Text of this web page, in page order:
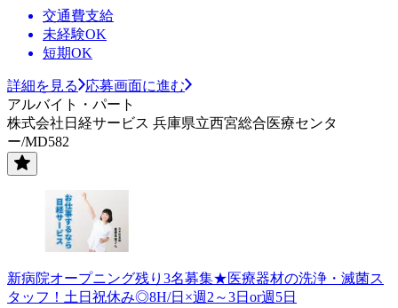
交通費支給
未経験OK
短期OK
詳細を見る
応募画面に進む
アルバイト・パート
株式会社日経サービス 兵庫県立西宮総合医療センタ
ー/MD582
新病院オープニング残り3名募集★医療器材の洗浄・滅菌ス
タッフ！土日祝休み◎8H/日×週2～3日or週5日